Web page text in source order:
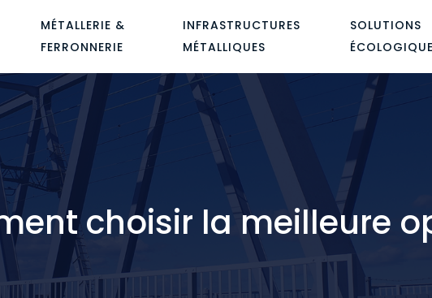
MÉTALLERIE &
FERRONNERIE
INFRASTRUCTURES
MÉTALLIQUES
SOLUTIONS
choisir la meilleure